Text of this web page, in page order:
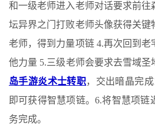
和一级老师进入老师对话要求前往
坛异界之门打败老师头像获得关键
老师，得到力量项链 4.再次回到
他力量 5.三级老师会要求去雪域圣
岛手游炎术士转职，交出暗晶完
即可获得智慧项链。6.将智慧项
务完成。